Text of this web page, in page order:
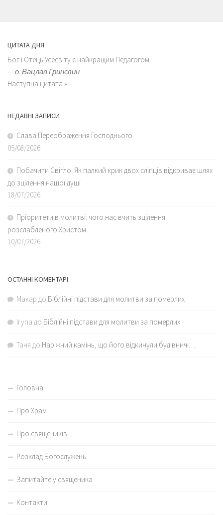
ЦИТАТА ДНЯ
Бог і Отець Усесвіту є найкращим Педагогом
—о. Вацлав Гринєвин
Наступна цитата »
НЕДАВНІ ЗАПИСИ
Слава Переображення Господнього
05/08/2026
Побачити Світло: Як палкий крик двох сліпців відкриває шлях
до зцілення нашої душі
18/07/2026
Пріоритети в молитві: чого нас вчить зцілення
розслабленого Христом
10/07/2026
ОСТАННІ КОМЕНТАРІ
Макар до Біблійні підстави для молитви за померлих
Iryna до Біблійні підстави для молитви за померлих
Таня до Наріжний камінь, що його відкинули будівничі…
Головна
Про Храм
Про священиків
Розклад Богослужень
Запитайте у священика
Контакти